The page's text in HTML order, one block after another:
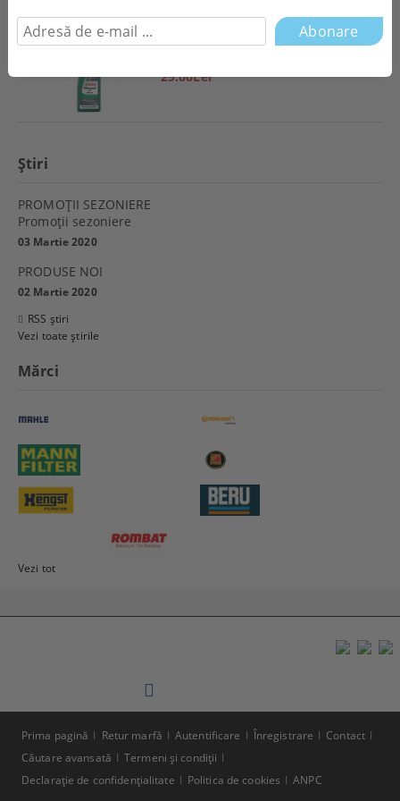
29.00Lei
Ştiri
PROMOŢII SEZONIERE
Promoţii sezoniere
03 Martie 2020
PRODUSE NOI
02 Martie 2020
RSS știri
Vezi toate știrile
Mărci
Vezi tot
Prima pagină Retur marfă Autentificare Înregistrare
Contact
Căutare avansată
Termeni şi condiţii
Declaraţie de confidenţialitate
Politica de cookies ANPC